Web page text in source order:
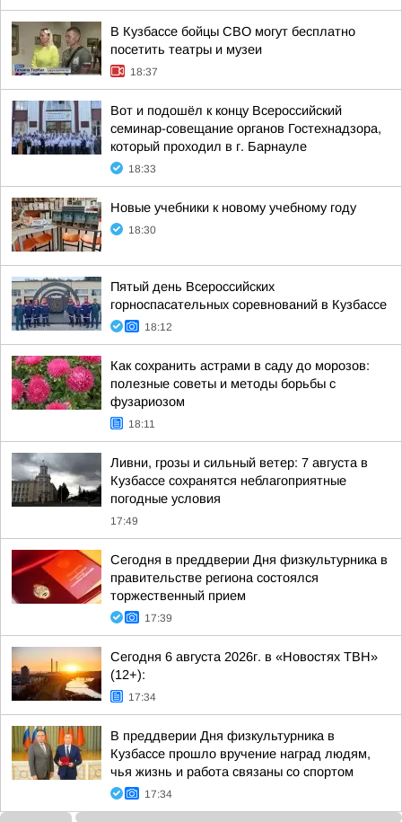
В Кузбассе бойцы СВО могут бесплатно
посетить театры и музеи
18:37
Вот и подошёл к концу Всероссийский
семинар-совещание органов Гостехнадзора,
который проходил в г. Барнауле
18:33
Новые учебники к новому учебному году
18:30
Пятый день Всероссийских
горноспасательных соревнований в Кузбассе
18:12
Как сохранить астрами в саду до морозов:
полезные советы и методы борьбы с
фузариозом
18:11
Ливни, грозы и сильный ветер: 7 августа в
Кузбассе сохранятся неблагоприятные
погодные условия
17:49
Сегодня в преддверии Дня физкультурника в
правительстве региона состоялся
торжественный прием
17:39
Сегодня 6 августа 2026г. в «Новостях ТВН»
(12+):
17:34
В преддверии Дня физкультурника в
Кузбассе прошло вручение наград людям,
чья жизнь и работа связаны со спортом
17:34